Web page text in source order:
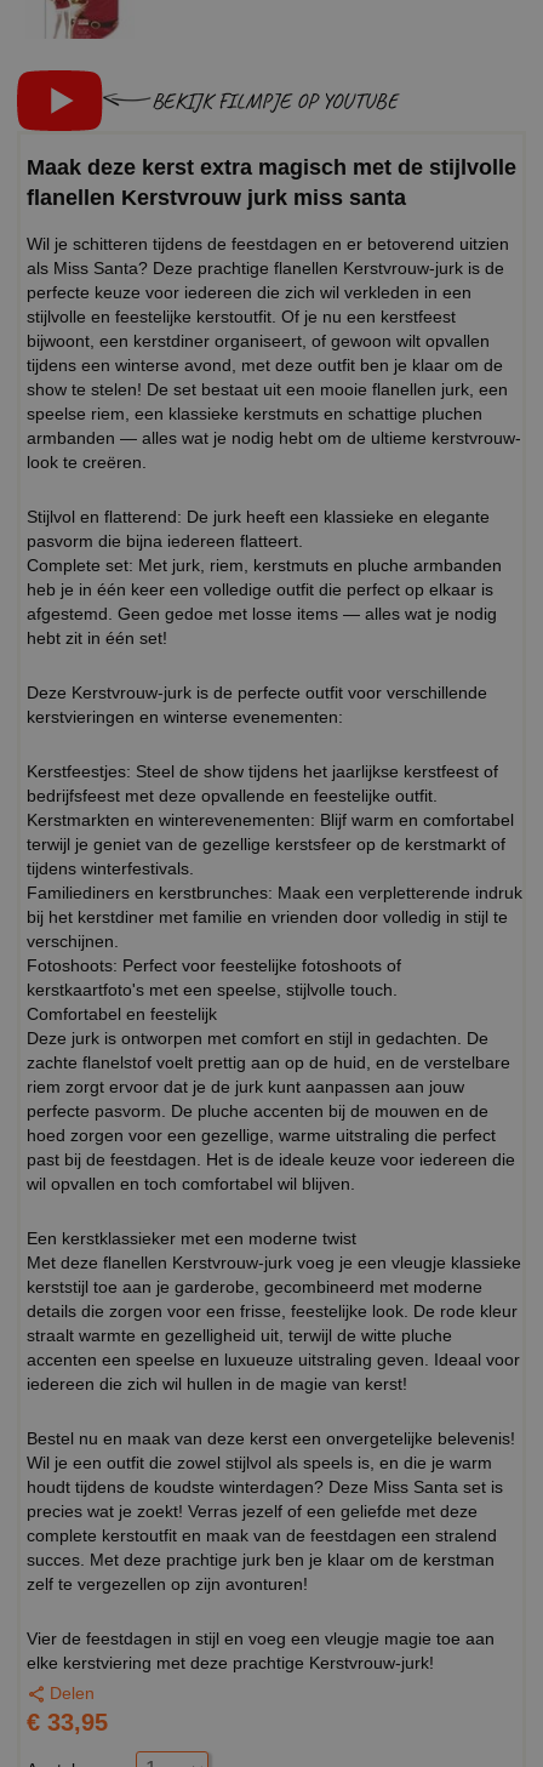
BEKIJK FILMPJE OP YOUTUBE
Maak deze kerst extra magisch met de stijlvolle
flanellen Kerstvrouw jurk miss santa
Wil je schitteren tijdens de feestdagen en er betoverend uitzien
als Miss Santa? Deze prachtige flanellen Kerstvrouw-jurk is de
perfecte keuze voor iedereen die zich wil verkleden in een
stijlvolle en feestelijke kerstoutfit. Of je nu een kerstfeest
bijwoont, een kerstdiner organiseert, of gewoon wilt opvallen
tijdens een winterse avond, met deze outfit ben je klaar om de
show te stelen! De set bestaat uit een mooie flanellen jurk, een
speelse riem, een klassieke kerstmuts en schattige pluchen
armbanden — alles wat je nodig hebt om de ultieme kerstvrouw-
look te creëren.
Stijlvol en flatterend: De jurk heeft een klassieke en elegante
pasvorm die bijna iedereen flatteert.
Complete set: Met jurk, riem, kerstmuts en pluche armbanden
heb je in één keer een volledige outfit die perfect op elkaar is
afgestemd. Geen gedoe met losse items — alles wat je nodig
hebt zit in één set!
Deze Kerstvrouw-jurk is de perfecte outfit voor verschillende
kerstvieringen en winterse evenementen:
Kerstfeestjes: Steel de show tijdens het jaarlijkse kerstfeest of
bedrijfsfeest met deze opvallende en feestelijke outfit.
Kerstmarkten en winterevenementen: Blijf warm en comfortabel
terwijl je geniet van de gezellige kerstsfeer op de kerstmarkt of
tijdens winterfestivals.
Familiediners en kerstbrunches: Maak een verpletterende indruk
bij het kerstdiner met familie en vrienden door volledig in stijl te
verschijnen.
Fotoshoots: Perfect voor feestelijke fotoshoots of
kerstkaartfoto's met een speelse, stijlvolle touch.
Comfortabel en feestelijk
Deze jurk is ontworpen met comfort en stijl in gedachten. De
zachte flanelstof voelt prettig aan op de huid, en de verstelbare
riem zorgt ervoor dat je de jurk kunt aanpassen aan jouw
perfecte pasvorm. De pluche accenten bij de mouwen en de
hoed zorgen voor een gezellige, warme uitstraling die perfect
past bij de feestdagen. Het is de ideale keuze voor iedereen die
wil opvallen en toch comfortabel wil blijven.
Een kerstklassieker met een moderne twist
Met deze flanellen Kerstvrouw-jurk voeg je een vleugje klassieke
kerststijl toe aan je garderobe, gecombineerd met moderne
details die zorgen voor een frisse, feestelijke look. De rode kleur
straalt warmte en gezelligheid uit, terwijl de witte pluche
accenten een speelse en luxueuze uitstraling geven. Ideaal voor
iedereen die zich wil hullen in de magie van kerst!
Bestel nu en maak van deze kerst een onvergetelijke belevenis!
Wil je een outfit die zowel stijlvol als speels is, en die je warm
houdt tijdens de koudste winterdagen? Deze Miss Santa set is
precies wat je zoekt! Verras jezelf of een geliefde met deze
complete kerstoutfit en maak van de feestdagen een stralend
succes. Met deze prachtige jurk ben je klaar om de kerstman
zelf te vergezellen op zijn avonturen!
Vier de feestdagen in stijl en voeg een vleugje magie toe aan
elke kerstviering met deze prachtige Kerstvrouw-jurk!
Delen
€ 33,95